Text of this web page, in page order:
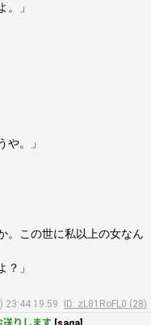
」
や。」
。この世に私以上の女なん
」
23:44:19.59
ID: zL81RoFL0 (28)